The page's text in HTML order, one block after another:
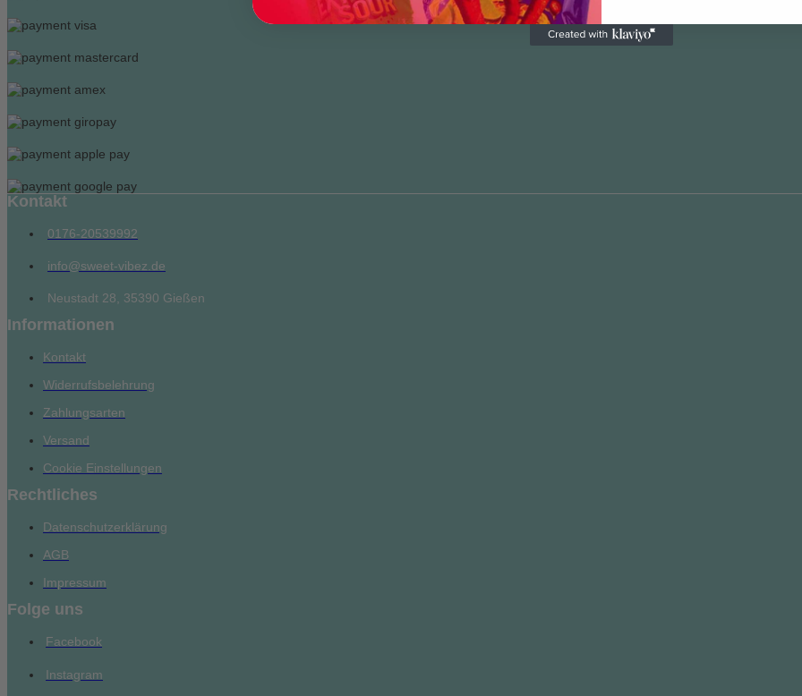
Kontakt
0176-20539992
info@sweet-vibez.de
Neustadt 28, 35390 Gießen
Informationen
Kontakt
Widerrufsbelehrung
Zahlungsarten
Versand
Cookie Einstellungen
Rechtliches
Datenschutzerklärung
AGB
Impressum
Folge uns
Facebook
Instagram